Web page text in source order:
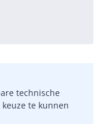
technische
te kunnen